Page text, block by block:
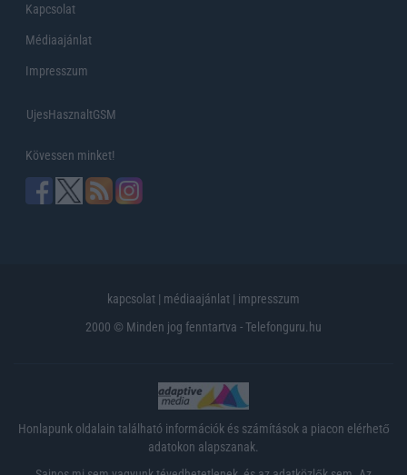
Kapcsolat
Médiaajánlat
Impresszum
UjesHasznaltGSM
Kövessen minket!
kapcsolat | médiaajánlat | impresszum
2000 © Minden jog fenntartva - Telefonguru.hu
Honlapunk oldalain található információk és számítások a piacon elérhető
adatokon alapszanak.